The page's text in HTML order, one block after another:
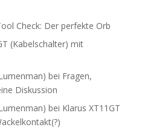
Check: Der perfekte Orb
(Kabelschalter) mit
bei Fragen,
Diskussion
bei Klarus XT11GT